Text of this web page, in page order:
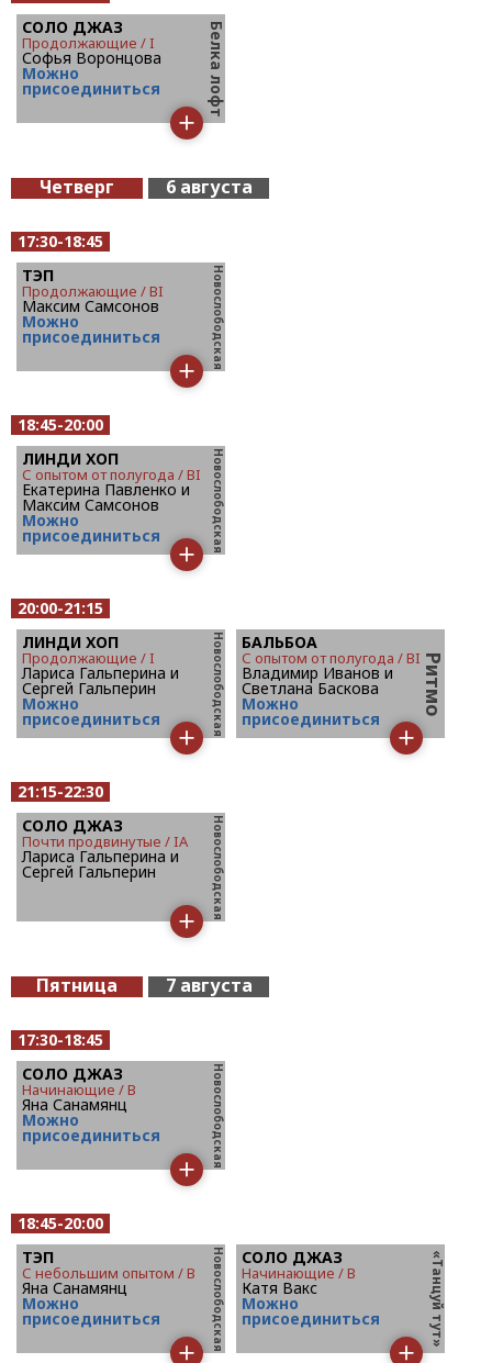
СОЛО ДЖАЗ
продолжающие / I
Софья Воронцова
Mожно
присоединиться
Четверг 6 августа
17:30-18:45
ТЭП
продолжающие / BI
Максим Самсонов
Mожно
присоединиться
18:45-20:00
ЛИНДИ ХОП
с опытом от полугода / BI
Екатерина Павленко и
Максим Самсонов
Mожно
присоединиться
20:00-21:15
ЛИНДИ ХОП
продолжающие / I
Лариса Гальперина и
Сергей Гальперин
Mожно
присоединиться
БАЛЬБОА
с опытом от полугода / BI
Владимир Иванов и
Светлана Баскова
Mожно
присоединиться
21:15-22:30
СОЛО ДЖАЗ
почти продвинутые / IA
Лариса Гальперина и
Сергей Гальперин
Пятница 7 августа
17:30-18:45
СОЛО ДЖАЗ
начинающие / B
Яна Санамянц
Mожно
присоединиться
18:45-20:00
ТЭП
с небольшим опытом / B
Яна Санамянц
Mожно
присоединиться
СОЛО ДЖАЗ
начинающие / B
Катя Вакс
Mожно
присоединиться